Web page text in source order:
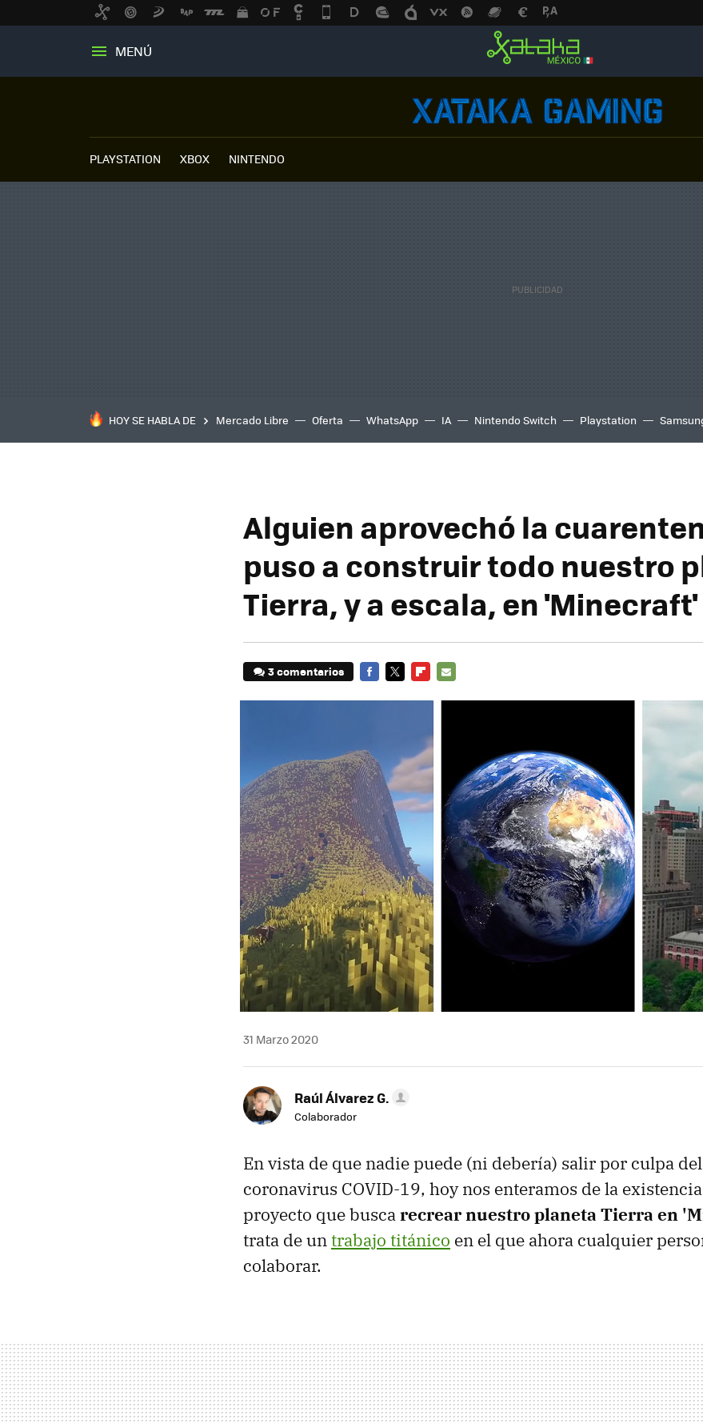
MENÚ
PLAYSTATION XBOX NINTENDO
HOY SE HABLA DE Mercado Libre Oferta WhatsApp IA Nintendo Switch Playstation
Alguien aprovechó la
puso a construir todo nuestro
Tierra, y a escala, en 'Minecraft'
3 comentarios
31 Marzo 2020
Raúl Álvarez G.
Colaborador
En vista de que nadie puede (ni debería) salir por culpa
coronavirus COVID-19, hoy nos enteramos de la
proyecto que buscarecrear nuestro planeta Tierra en
trata de untrabajo titánico en el que ahora cualquier
colaborar.